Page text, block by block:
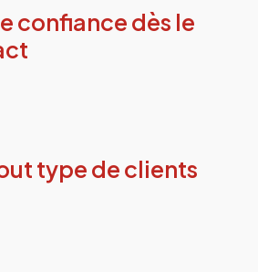
confiance dès le
type de clients